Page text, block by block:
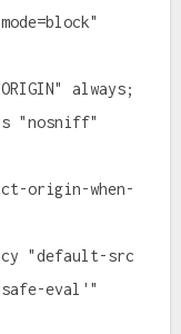
always;
"nosniff"
origin-when-
"default-src
eval'"